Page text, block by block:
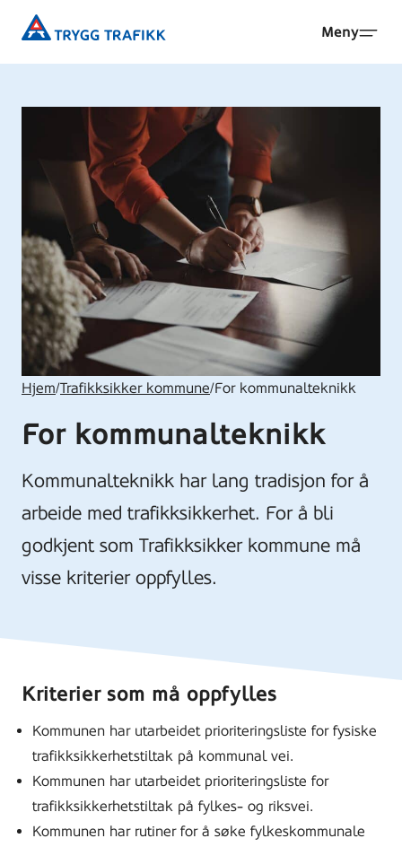
hovedinnhold
Trygg
Meny
Hjem/Trafikksikker kommune/For kommunalteknikk
For kommunalteknikk
Kommunalteknikk har lang tradisjon for å
arbeide med trafikksikkerhet. For å bli
godkjent som Trafikksikker kommune må
visse kriterier oppfylles.
Kriterier som må oppfylles
Kommunen har utarbeidet prioriteringsliste for fysiske
trafikksikkerhetstiltak på kommunal vei.
Kommunen har utarbeidet prioriteringsliste for
trafikksikkerhetstiltak på fylkes- og riksvei.
Kommunen har rutiner for å søke fylkeskommunale